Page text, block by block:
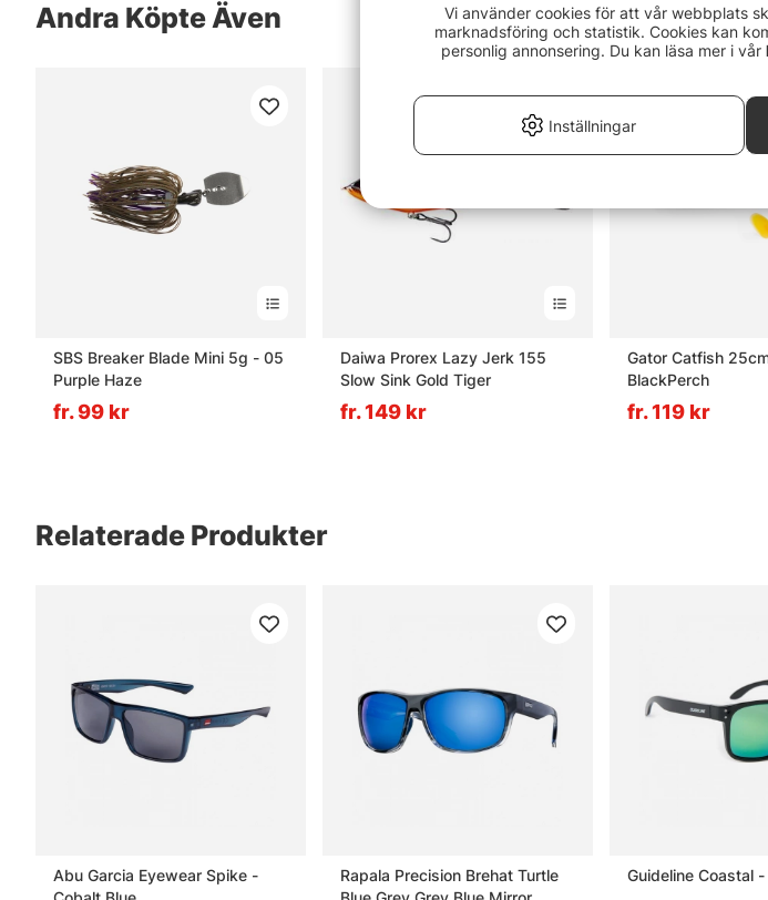
Andra Köpte Även
SBS Breaker Blade Mini 5g - 05
Purple Haze
fr. 99 kr
Daiwa Prorex Lazy Jerk 155
Slow Sink Gold Tiger
fr. 149 kr
Gator Catfish
BlackPerch
fr. 119 kr
Relaterade Produkter
Abu Garcia Eyewear Spike -
Rapala Precision Brehat Turtle
Guideline Coastal
Vi använder cookies för att vår webbplats
marknadsföring och statistik. Cookies kan
personlig annonsering. Du kan läsa mer i vår
Inställningar